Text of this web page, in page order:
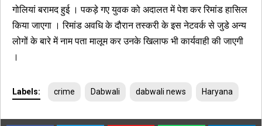
गोलियां बरामद हुई । पकड़े गए युवक को अदालत में पेश कर रिमांड हासिल
किया जाएगा । रिमांड अवधि के दौरान तस्करी के इस नेटवर्क से जुडे अन्य
लोगों के बारे में नाम पता मालूम कर उनके खिलाफ भी कार्यवाही की जाएगी
।
Labels: crime Dabwali dabwali news Haryana